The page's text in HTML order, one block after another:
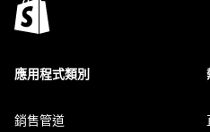
應用程式類別
銷售管道